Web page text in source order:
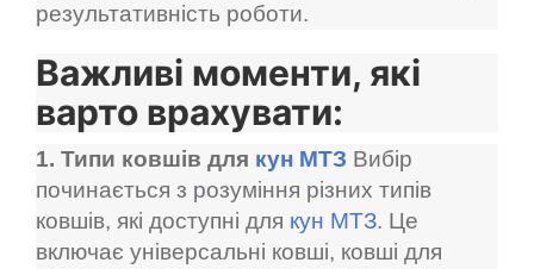
результативність роботи.
Важливі моменти, які
варто врахувати:
1. Типи ковшів для кун МТЗ Вибір
починається з розуміння різних типів
ковшів, які доступні для кун МТЗ. Це
включає універсальні ковші, ковші для